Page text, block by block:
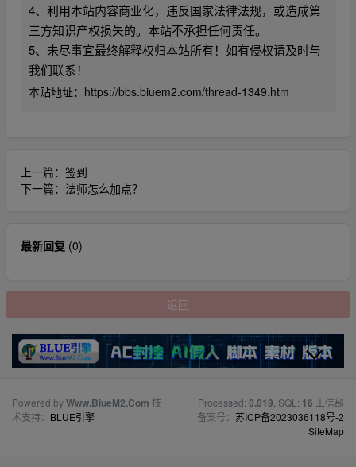
4、利用本站内容商业化，违反国家法律法规，或造成第
三方知识产权损失的。本站不承担任何责任。
5、未尽事宜最终解释权归本站所有！如有侵权请及时与
我们联系！
本贴地址： https://bbs.biuem2.com/thread-1349.htm
上一篇： 签到
下一篇： 法师怎么加点？
最新回复 (0)
返回
Powered byWww.BiueM2.Com 技
术支持： BLUE引擎
Processed: 0.019 , SQL: 16 工信部
备案号： 苏ICP备2023036118号-2
SiteMap